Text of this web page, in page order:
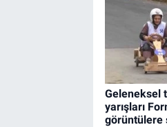
Geleneksel
yarışları
görüntülere